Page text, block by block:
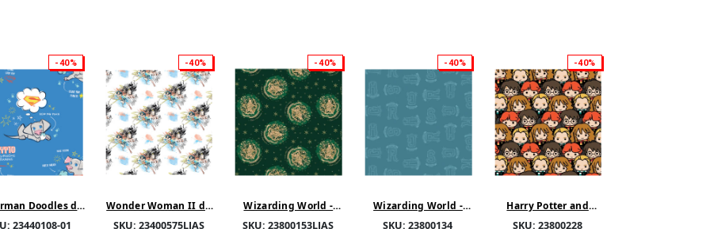
-40%
Doodles de
23440108-01
-40%
Wonder Woman II de
SKU: 23400575LJAS
-40%
Wizarding World -
SKU:23800153LJAS
-40%
Wizarding World -
SKU:23800134
-40%
Harry Potter and
SKU:23800228